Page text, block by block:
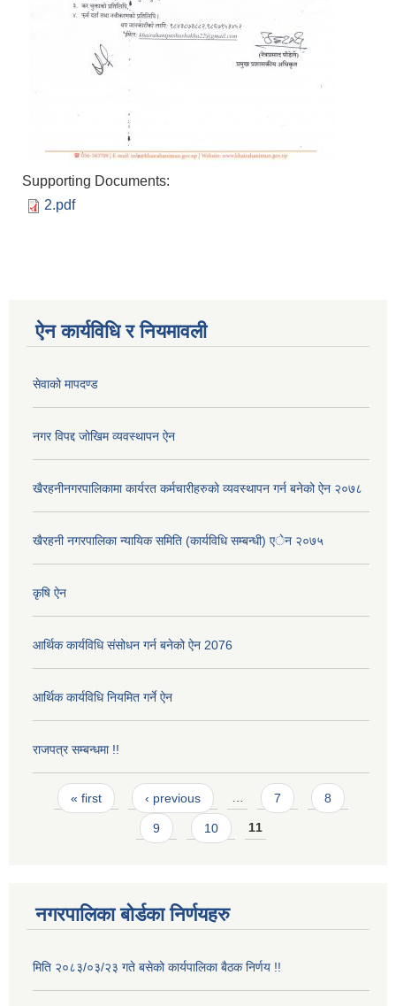
Supporting Documents:
2.pdf
ऐन कार्यविधि र नियमावली
सेवाको मापदण्ड
नगर विपद्द जोखिम व्यवस्थापन ऐन
खैरहनीनगरपालिकामा कार्यरत कर्मचारीहरुको व्यवस्थापन गर्न बनेको ऐन २०७८
खैरहनी नगरपालिका न्यायिक समिति (कार्यविधि सम्बन्धी) एेन २०७५
कृषि ऐन
आर्थिक कार्यविधि संसोधन गर्न बनेको ऐन 2076
आर्थिक कार्यविधि नियमित गर्ने ऐन
राजपत्र सम्बन्धमा !!
Pages
« first ‹ previous … 7 8
9 10 11
नगरपालिका बोर्डका निर्णयहरु
मिति २०८३/०३/२३ गते बसेको कार्यपालिका बैठक निर्णय !!